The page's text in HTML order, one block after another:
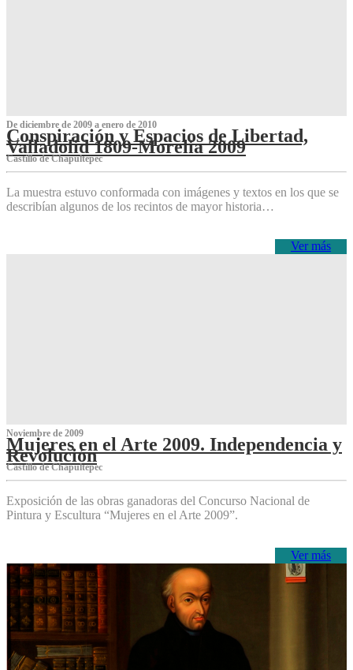
De diciembre de 2009 a enero de 2010
Conspiración y Espacios de Libertad,
Valladolid 1809-Morelia 2009
Castillo de Chapultepec
La muestra estuvo conformada con imágenes y textos en los que se
describían algunos de los recintos de mayor historia…
Ver más
Noviembre de 2009
Mujeres en el Arte 2009. Independencia y
Revolución
Castillo de Chapultepec
Exposición de las obras ganadoras del Concurso Nacional de
Pintura y Escultura “Mujeres en el Arte 2009”.
Ver más